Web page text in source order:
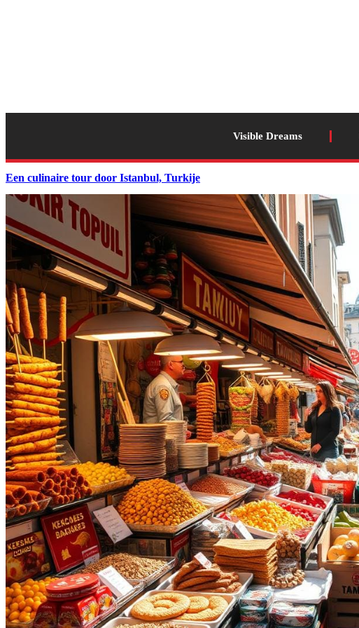
Visible Dreams
Een culinaire tour door Istanbul, Turkije